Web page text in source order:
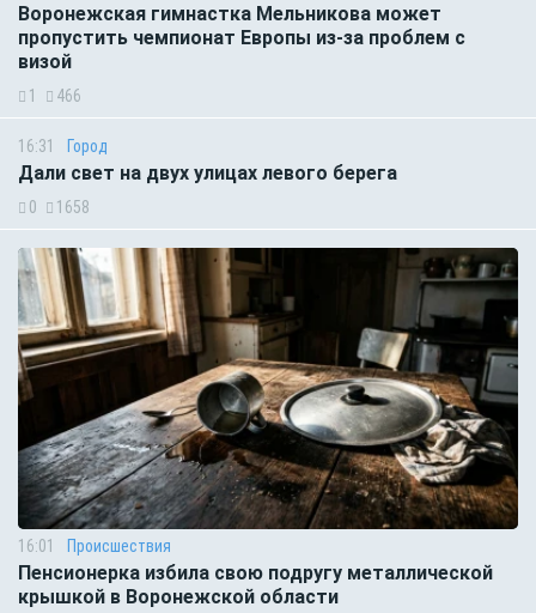
Воронежская гимнастка Мельникова может
пропустить чемпионат Европы из-за проблем с
визой
1 466
16:31 Город
Дали свет на двух улицах левого берега
0 1658
16:01 Происшествия
Пенсионерка избила свою подругу металлической
крышкой в Воронежской области